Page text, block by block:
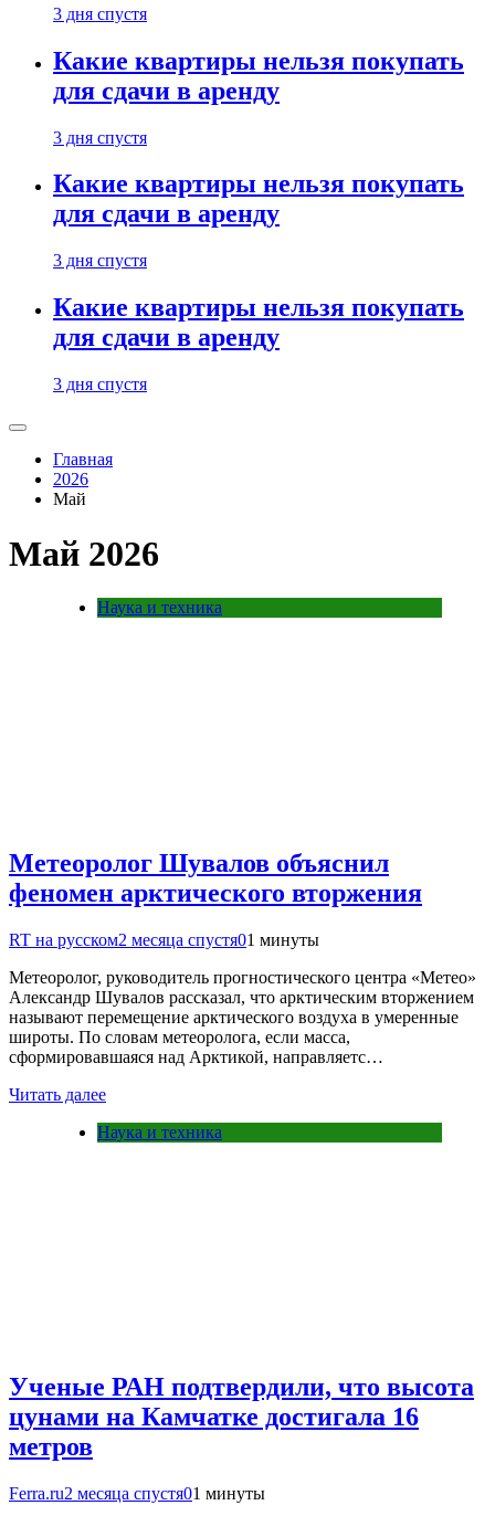
3 дня спустя
Какие квартиры нельзя покупать
для сдачи в аренду
3 дня спустя
Какие квартиры нельзя покупать
для сдачи в аренду
3 дня спустя
Какие квартиры нельзя покупать
для сдачи в аренду
3 дня спустя
Главная
2026
Май
Май 2026
Наука и техника
Метеоролог Шувалов объяснил
феномен арктического вторжения
RT на русском2 месяца спустя01 минуты
Метеоролог, руководитель прогностического центра «Метео»
Александр Шувалов рассказал, что арктическим вторжением
называют перемещение арктического воздуха в умеренные
широты. По словам метеоролога, если масса,
сформировавшаяся над Арктикой, направляетс…
Читать далее
Наука и техника
Ученые РАН подтвердили, что высота
цунами на Камчатке достигала 16
метров
Ferra.ru2 месяца спустя01 минуты